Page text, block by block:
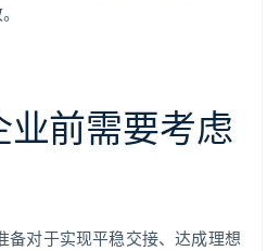
业前需要考虑
备对于实现平稳交接、达成理想